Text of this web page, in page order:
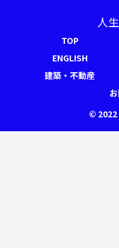
人
TOP
ENGLISH
建築・不動産
© 2022